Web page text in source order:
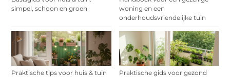
simpel, schoon en groen
woning en een
onderhoudsvriendelijke tuin
Praktische tips voor huis & tuin
Praktische gids voor gezond